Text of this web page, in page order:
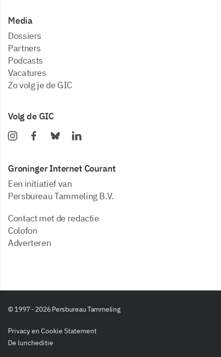
Media
dossiers
partners
podcasts
vacatures
zo volg je de GIC
Volg de GIC
Groninger Internet Courant
Een initiatief van
Persbureau Tammeling B.V.
Contact met de redactie
Colofon
Adverteren
© 1997 - 2026 Persbureau Tammeling
Privacy en Cookie Statement
De luncheditie